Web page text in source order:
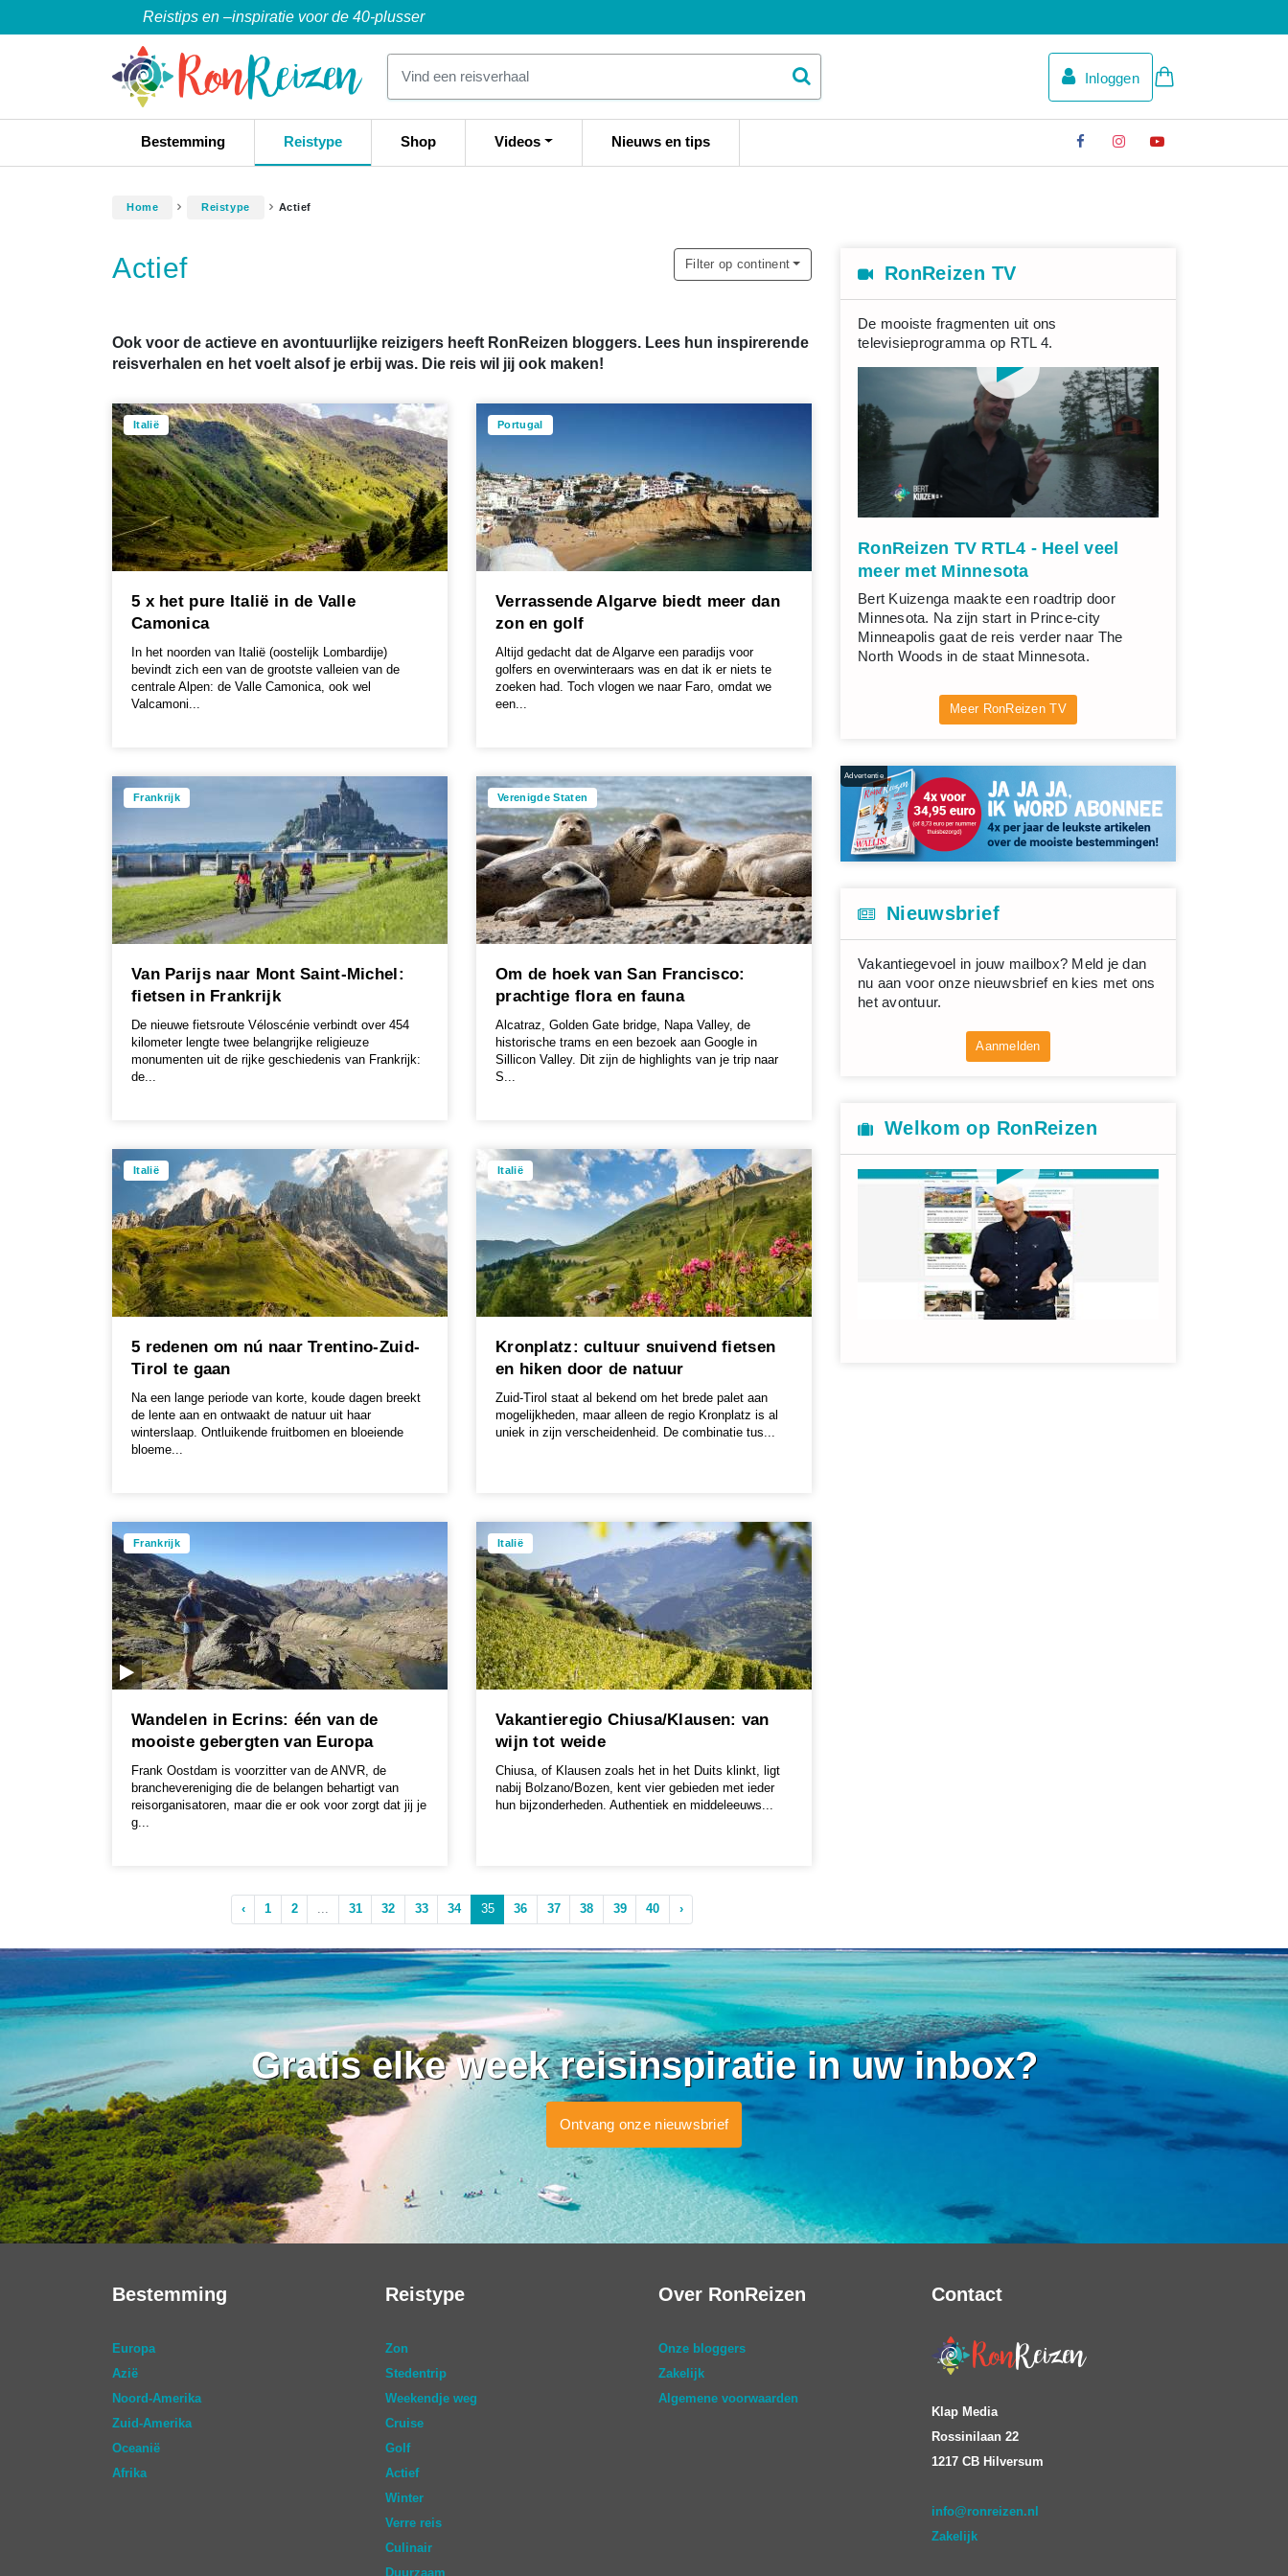
Reistips en –inspiratie voor de 40-plusser
Inloggen
Bestemming Reistype Shop Videos Nieuws en tips
Home Reistype Actief
Actief Filter op continent
Ook voor de actieve en avontuurlijke reizigers heeft RonReizen bloggers. Lees hun inspirerende
reisverhalen en het voelt alsof je erbij was. Die reis wil jij ook maken!
Italië
5 x het pure Italië in de Valle
Camonica
In het noorden van Italië (oostelijk Lombardije)
bevindt zich een van de grootste valleien van de
centrale Alpen: de Valle Camonica, ook wel
Valcamoni...
Portugal
Verrassende Algarve biedt meer dan
zon en golf
Altijd gedacht dat de Algarve een paradijs voor
golfers en overwinteraars was en dat ik er niets te
zoeken had. Toch vlogen we naar Faro, omdat we
een...
Frankrijk
Van Parijs naar Mont Saint-Michel:
fietsen in Frankrijk
De nieuwe fietsroute Véloscénie verbindt over 454
kilometer lengte twee belangrijke religieuze
monumenten uit de rijke geschiedenis van Frankrijk:
de...
Verenigde Staten
Om de hoek van San Francisco:
prachtige flora en fauna
Alcatraz, Golden Gate bridge, Napa Valley, de
historische trams en een bezoek aan Google in
Sillicon Valley. Dit zijn de highlights van je trip naar
S...
Italië
5 redenen om nú naar Trentino-Zuid-
Tirol te gaan
Na een lange periode van korte, koude dagen breekt
de lente aan en ontwaakt de natuur uit haar
winterslaap. Ontluikende fruitbomen en bloeiende
bloeme...
Italië
Kronplatz: cultuur snuivend fietsen
en hiken door de natuur
Zuid-Tirol staat al bekend om het brede palet aan
mogelijkheden, maar alleen de regio Kronplatz is al
uniek in zijn verscheidenheid. De combinatie tus...
Frankrijk
Wandelen in Ecrins: één van de
mooiste gebergten van Europa
Frank Oostdam is voorzitter van de ANVR, de
branchevereniging die de belangen behartigt van
reisorganisatoren, maar die er ook voor zorgt dat jij je
g...
Italië
Vakantieregio Chiusa/Klausen: van
wijn tot weide
Chiusa, of Klausen zoals het in het Duits klinkt, ligt
nabij Bolzano/Bozen, kent vier gebieden met ieder
hun bijzonderheden. Authentiek en middeleeuws...
‹ 1 2 ... 31 32 33 34 35 36 37 38 39 40 ›
RonReizen TV
De mooiste fragmenten uit ons
televisieprogramma op RTL 4.
RonReizen TV RTL4 - Heel veel
meer met Minnesota
Bert Kuizenga maakte een roadtrip door
Minnesota. Na zijn start in Prince-city
Minneapolis gaat de reis verder naar The
North Woods in de staat Minnesota.
Meer RonReizen TV
Advertentie
Nieuwsbrief
Vakantiegevoel in jouw mailbox? Meld je dan
nu aan voor onze nieuwsbrief en kies met ons
het avontuur.
Aanmelden
Welkom op RonReizen
Gratis elke week reisinspiratie in uw inbox?
Ontvang onze nieuwsbrief
Bestemming
Europa
Azië
Noord-Amerika
Zuid-Amerika
Oceanië
Afrika
Reistype
Zon
Stedentrip
Weekendje weg
Cruise
Golf
Actief
Winter
Verre reis
Culinair
Duurzaam
Over RonReizen
Onze bloggers
Zakelijk
Algemene voorwaarden
Contact
Klap Media
Rossinilaan 22
1217 CB Hilversum
info@ronreizen.nl
Zakelijk